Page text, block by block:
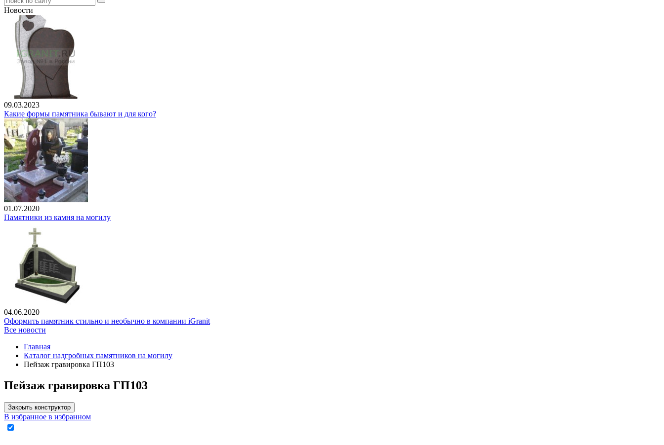
Новости
09.03.2023
Какие формы памятника бывают и для кого?
01.07.2020
Памятники из камня на могилу
04.06.2020
Оформить памятник стильно и необычно в компании iGranit
Все новости
Главная
Каталог надгробных памятников на могилу
Пейзаж гравировка ГП103
Пейзаж гравировка ГП103
Закрыть конструктор
В избранное в избранном